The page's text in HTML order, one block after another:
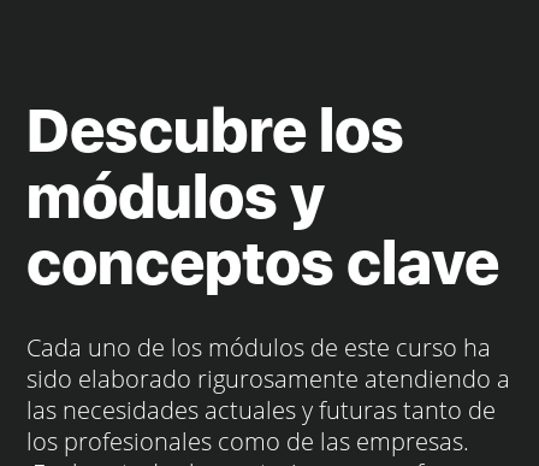
Descubre los
módulos y
conceptos clave
Cada uno de los módulos de este curso ha
sido elaborado rigurosamente atendiendo a
las necesidades actuales y futuras tanto de
los profesionales como de las empresas.